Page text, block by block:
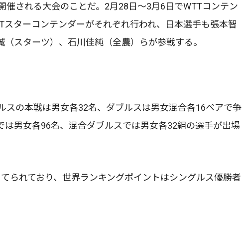
催される大会のことだ。2月28日～3月6日でWTTコンテン
ターコンテンダーがそれぞれ行われ、日本選手も張本智
スターツ）、石川佳純（全農）らが参戦する。
スの本戦は男女各32名、ダブルスは男女混合各16ペアで争
は男女各96名、混合ダブルスでは男女各32組の選手が出場
られており、世界ランキングポイントはシングルス優勝者